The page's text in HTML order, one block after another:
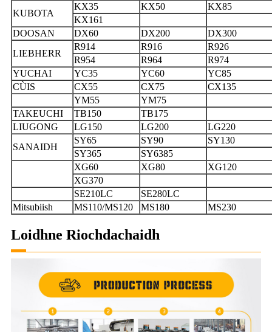
KUBOTA
KX35 KX50
KX85
KX161
DOOSAN
DX60 DX200
DX300
LIEBHERR
R914 R916
R926
R954
R964
R974
YUCHAI
YC35 YC60
YC85
CÙIS
CX55 CX75
CX135
YM55
YM75
TAKEUCHI
TB150
TB175
LIUGONG
LG150 LG200
LG220
SANAIDH
SY65 SY90
SY130
SY365
SY6385
XG60
XG80
XG120
XG370
SE210LC
SE280LC
Mitsubiish
MS110/MS120 MS180 MS230
Loidhne Riochdachaidh